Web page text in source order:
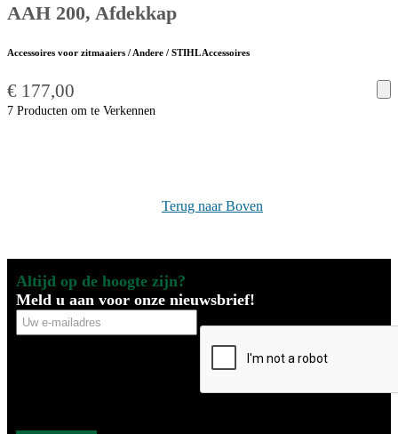
AAH 200, Afdekkap
Accessoires voor zitmaaiers / Andere / STIHL Accessoires
€ 177,00
7 Producten om te Verkennen
Terug naar Boven
Altijd op de hoogte zijn?
Meld u aan voor onze nieuwsbrief!
Uw
e-